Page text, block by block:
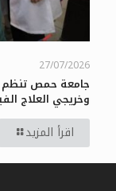
27/07/2026
جامعة حمص تنظم
وخريجي العلاج
اقرأ المزيد